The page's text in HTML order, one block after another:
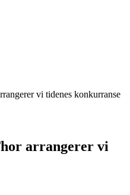
vi tidenes konkurranse
arrangerer vi